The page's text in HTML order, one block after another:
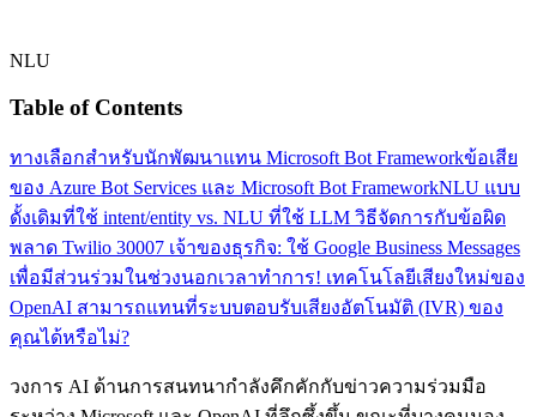
NLU
Table of Contents
ทางเลือกสำหรับนักพัฒนาแทน Microsoft Bot Frameworkข้อเสีย
ของ Azure Bot Services และ Microsoft Bot FrameworkNLU แบบ
ดั้งเดิมที่ใช้ intent/entity vs. NLU ที่ใช้ LLM วิธีจัดการกับข้อผิด
พลาด Twilio 30007 เจ้าของธุรกิจ: ใช้ Google Business Messages
เพื่อมีส่วนร่วมในช่วงนอกเวลาทำการ! เทคโนโลยีเสียงใหม่ของ
OpenAI สามารถแทนที่ระบบตอบรับเสียงอัตโนมัติ (IVR) ของ
คุณได้หรือไม่?
วงการ AI ด้านการสนทนากำลังคึกคักกับข่าวความร่วมมือ